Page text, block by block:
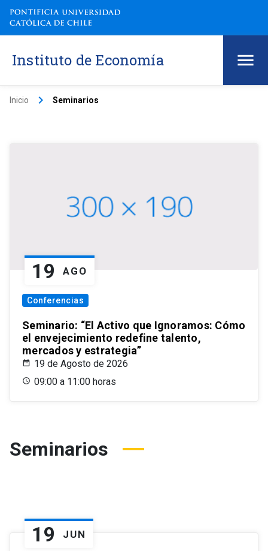
Instituto de Economía
Inicio keyboard_arrow_right Seminarios
19 AGO
Conferencias
Seminario: “El Activo que Ignoramos: Cómo
el envejecimiento redefine talento,
mercados y estrategia”
19 de Agosto de 2026
09:00 a 11:00 horas
Seminarios
19 JUN